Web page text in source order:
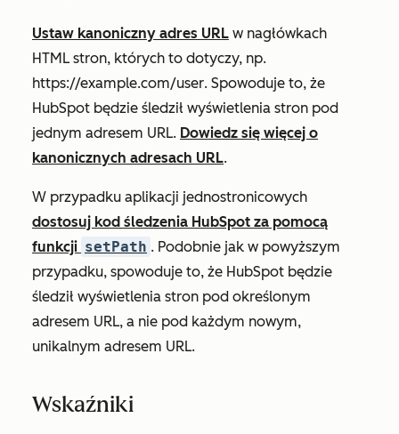
Ustaw kanoniczny adres URL w nagłówkach
HTML stron, których to dotyczy, np.
https://example.com/user. Spowoduje to, że
HubSpot będzie śledził wyświetlenia stron pod
jednym adresem URL. Dowiedz się więcej o
kanonicznych adresach URL.
W przypadku aplikacji jednostronicowych
dostosuj kod śledzenia HubSpot za pomocą
funkcji setPath . Podobnie jak w powyższym
przypadku, spowoduje to, że HubSpot będzie
śledził wyświetlenia stron pod określonym
adresem URL, a nie pod każdym nowym,
unikalnym adresem URL.
Wskaźniki